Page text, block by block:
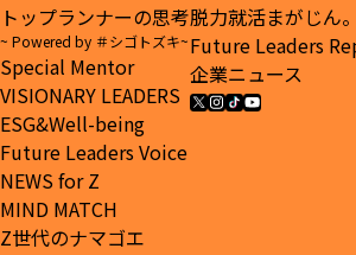
トップランナーの思考
~ Powered by ＃シゴトズキ~
Special Mentor
VISIONARY LEADERS
ESG&Well-being
Future Leaders Voice
NEWS for Z
MIND MATCH
Z世代のナマゴエ
脱力就活まがじん。
Future Leaders
企業ニュース